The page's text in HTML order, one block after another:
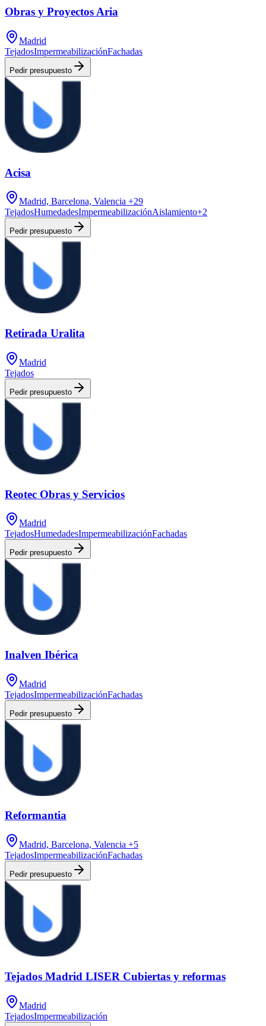
Obras y Proyectos Aria
Madrid
TejadosImpermeabilizaciónFachadas
Pedir presupuesto
Acisa
Madrid, Barcelona, Valencia +29
TejadosHumedadesImpermeabilizaciónAislamiento+2
Pedir presupuesto
Retirada Uralita
Madrid
Tejados
Pedir presupuesto
Reotec Obras y Servicios
Madrid
TejadosHumedadesImpermeabilizaciónFachadas
Pedir presupuesto
Inalven Ibérica
Madrid
TejadosImpermeabilizaciónFachadas
Pedir presupuesto
Reformantia
Madrid, Barcelona, Valencia +5
TejadosImpermeabilizaciónFachadas
Pedir presupuesto
Tejados Madrid LISER Cubiertas y reformas
Madrid
TejadosImpermeabilización